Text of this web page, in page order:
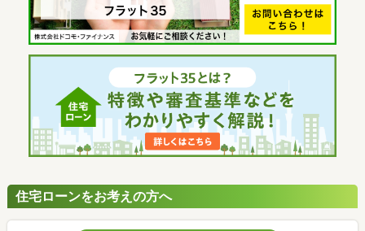
住宅ローンをお考えの方へ